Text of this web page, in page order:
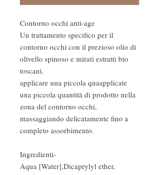
Contorno occhi anti-age
Un trattamento specifico per il
contorno occhi con il prezioso olio di
olivello spinoso e mirati estratti bio
toscani.
applicare una piccola quaapplicate
una piccola quantità di prodotto nella
zona del contorno occhi,
massaggiando delicatamente fino a
completo assorbimento.
Ingredienti-
Aqua [Water],Dicaprylyl ether,